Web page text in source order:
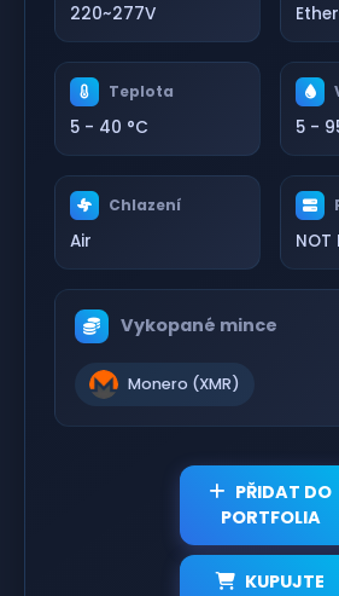
220~277V
Teplota
5 - 40 °C 5 -
Chlazení
Air NOT
Vykopané mince
Monero (XMR)
PŘIDAT DO
PORTFOLIA
KUPUJTE